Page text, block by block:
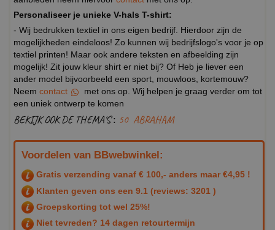
Personaliseer je unieke V-hals T-shirt:
- Wij bedrukken textiel in ons eigen bedrijf. Hierdoor zijn de
mogelijkheden eindeloos! Zo kunnen wij bedrijfslogo's voor je op
textiel printen! Maar ook andere teksten en afbeelding zijn
mogelijk! Zit jouw kleur shirt er niet bij? Of Heb je liever een
ander model bijvoorbeeld een sport, mouwloos, kortemouw?
Neem contact
met ons op. Wij helpen je graag verder om tot
een uniek ontwerp te komen
BEKIJK OOK DE THEMA'S : 50 ABRAHAM
Voordelen van BBwebwinkel:
Gratis verzending vanaf € 100,- anders maar €4,95 !
Klanten geven ons een 9.1 (reviews: 3201 )
Groepskorting tot wel 25%!
Niet tevreden? 14 dagen retourtermijn